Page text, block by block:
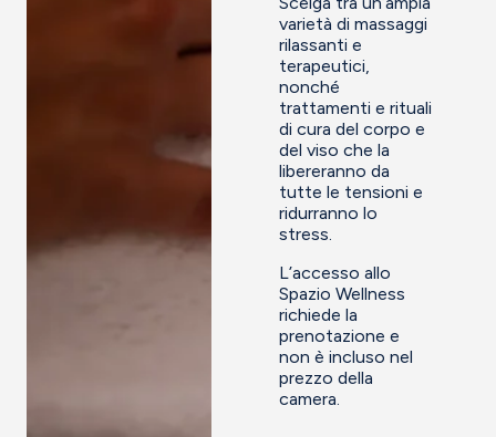
varietà di massaggi
rilassanti e
terapeutici,
nonché
trattamenti e rituali
di cura del corpo e
del viso che la
libereranno da
tutte le tensioni e
ridurranno lo
stress.
L’accesso allo
Spazio Wellness
richiede la
prenotazione e
non è incluso nel
prezzo della
camera.